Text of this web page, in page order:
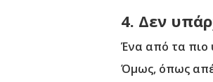
4. Δεν
Ένα από τα πιο
Όμως, όπως